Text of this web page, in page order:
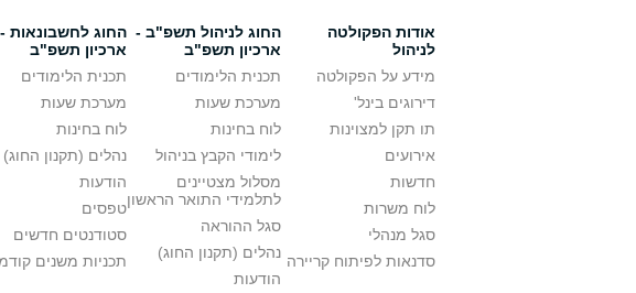
אודות הפקולטה
לניהול
מידע על הפקולטה
דירוגים בינל'
תו תקן למצוינות
אירועים
חדשות
לוח משרות
סגל מנהלי
סדנאות לפיתוח קריירה
החוג לניהול תשפ"ב -
ארכיון תשפ"ב
תכנית הלימודים
מערכת שעות
לוח בחינות
לימודי הקבץ בניהול
מסלול מצטיינים
לתלמידי התואר הראשון
סגל ההוראה
נהלים (תקנון החוג)
הודעות
החוג לחשבונאות -
ארכיון תשפ"ב
תכנית הלימודים
מערכת שעות
לוח בחינות
נהלים (תקנון החוג)
הודעות
טפסים
סטודנטים חדשים
תכניות משנים